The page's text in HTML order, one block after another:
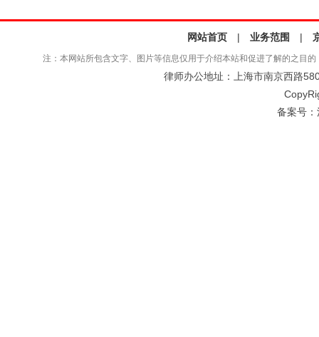
网站首页 | 业务范围 |
注：本网站所包含文字、图片等信息仅用于介绍本站和促进了解的之目
律师办公地址：上海市南京西路
备案号：